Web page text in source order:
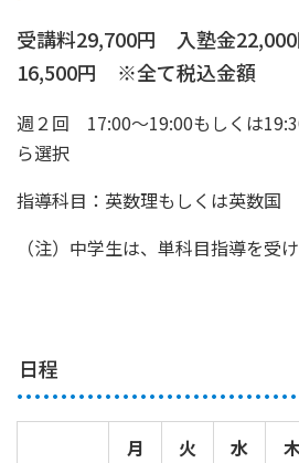
受講料29,700円 入塾金
16,500円 ※全て税込金額
週２回 17:00～19:00もしくは
ら選択
指導科目：英数理もしくは英数国
（注）中学生は、単科目指導を受
日程
月
火
水